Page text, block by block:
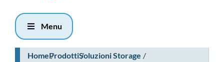
Menu
HomeProdottiSoluzioni Storage